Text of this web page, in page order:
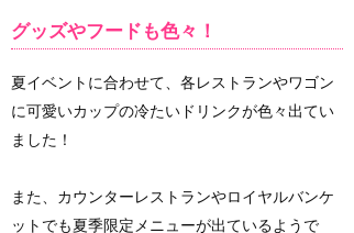
グッズやフードも色々！
夏イベントに合わせて、各レストランやワゴン
に可愛いカップの冷たいドリンクが色々出てい
ました！
また、カウンターレストランやロイヤルバンケ
ットでも夏季限定メニューが出ているようで